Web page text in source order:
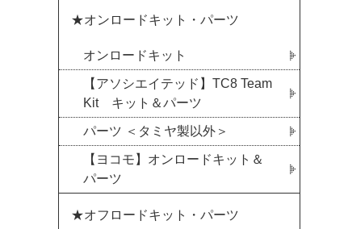
★オンロードキット・パーツ
オンロードキット
【アソシエイテッド】TC8 Team
Kit キット＆パーツ
パーツ ＜タミヤ製以外＞
【ヨコモ】オンロードキット＆
パーツ
★オフロードキット・パーツ